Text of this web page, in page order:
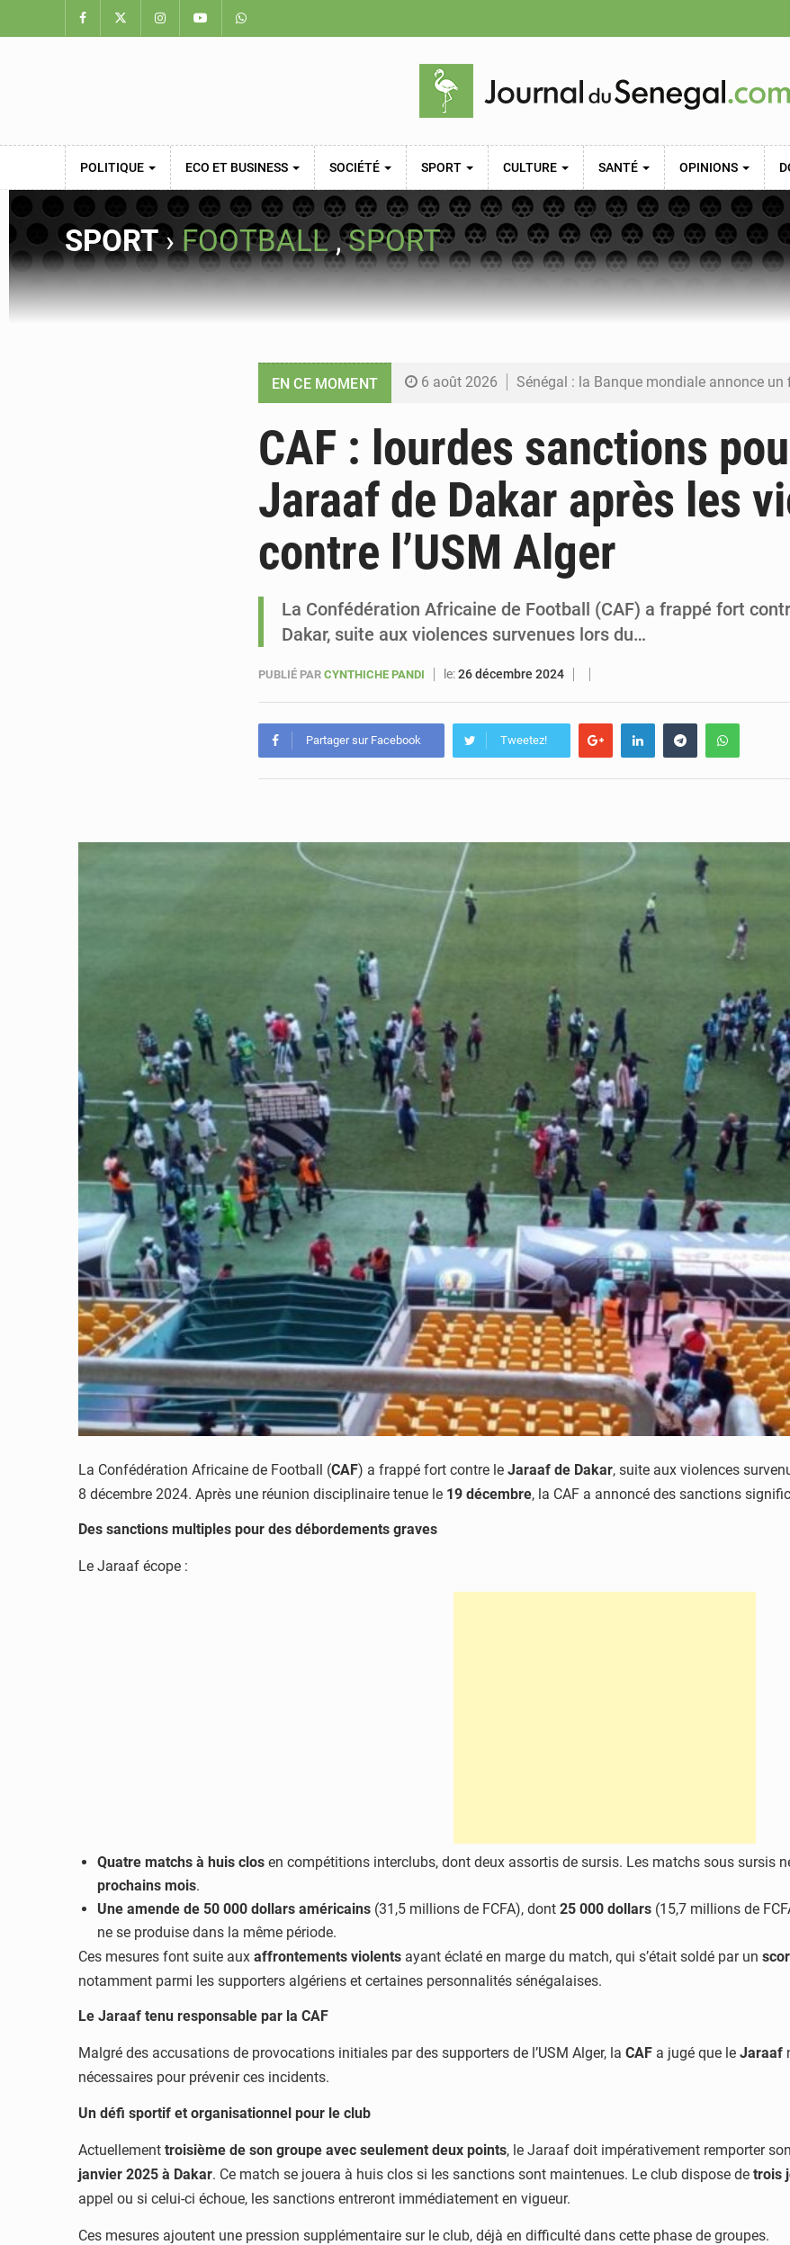
POLITIQUE ECO ET BUSINESS SOCIÉTÉ SPORT CULTURE SANTÉ OPINIONS
SPORT› FOOTBALL ,SPORT
EN CE MOMENT 6 août 2026 Sénégal : la Banque mondiale annonce un financement de 340 milliards FCFA pour
5 août 2026 Sénégal : les subventions à l’énergie bondissent à 729 milliards FCFA pour contenir
5 août 2026 Sénégal : le niveau du fleuve Sénégal poursuit sa montée à Podor,
5 août 2026 Sénégal : Ousmane Diagne prêtera serment le 11 août comme
CAF : lourdes sanctions
Jaraaf de Dakar après les
contre l’USM Alger
La Confédération Africaine de Football (CAF) a frappé fort
Dakar, suite aux violences survenues lors du…
PUBLIÉ PAR CYNTHICHE PANDI le:26 décembre 2024
Partager sur Facebook Tweetez!
La Confédération Africaine de Football (CAF) a frappé fort contre le Jaraaf de Dakar, suite aux violences
8 décembre 2024. Après une réunion disciplinaire tenue le 19 décembre, la CAF a annoncé des sanctions
Des sanctions multiples pour des débordements graves
Le Jaraaf écope :
Quatre matchs à huis clos en compétitions interclubs, dont deux assortis de sursis. Les matchs sous sursis
prochains mois.
Une amende de 50 000 dollars américains (31,5 millions de FCFA), dont 25 000 dollars (15,7 millions de
ne se produise dans la même période.
Ces mesures font suite aux affrontements violents ayant éclaté en marge du match, qui s’était soldé par un
notamment parmi les supporters algériens et certaines personnalités sénégalaises.
Le Jaraaf tenu responsable par la CAF
Malgré des accusations de provocations initiales par des supporters de l’USM Alger, la CAF a jugé que le Jaraaf
nécessaires pour prévenir ces incidents.
Un défi sportif et organisationnel pour le club
Actuellement troisième de son groupe avec seulement deux points, le Jaraaf doit impérativement remporter
janvier 2025 à Dakar. Ce match se jouera à huis clos si les sanctions sont maintenues. Le club dispose de trois
appel ou si celui-ci échoue, les sanctions entreront immédiatement en vigueur.
Ces mesures ajoutent une pression supplémentaire sur le club, déjà en difficulté dans cette phase de groupes.